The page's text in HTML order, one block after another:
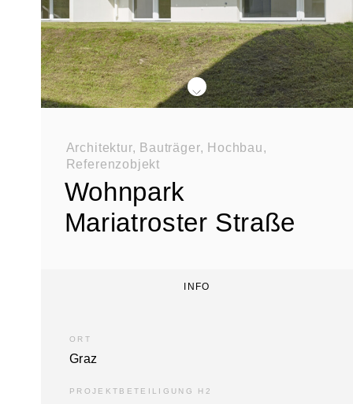
Architektur, Bauträger, Hochbau,
Referenzobjekt
Wohnpark
Mariatroster Straße
INFO
ORT
Graz
PROJEKTBETEILIGUNG H2